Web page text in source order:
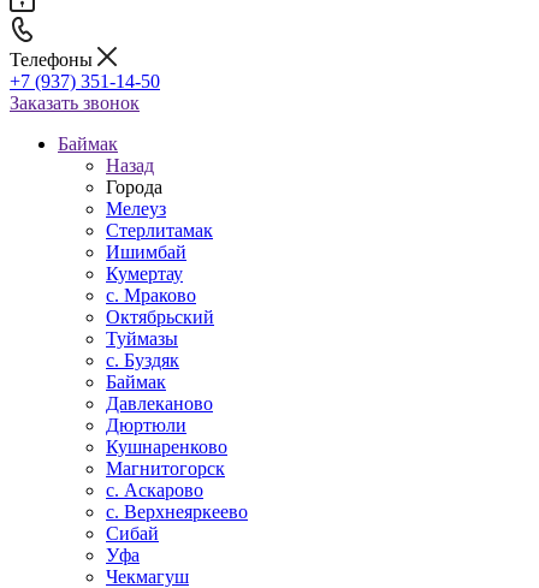
Телефоны
+7 (937) 351-14-50
Заказать звонок
Баймак
Назад
Города
Мелеуз
Стерлитамак
Ишимбай
Кумертау
c. Мраково
Октябрьский
Туймазы
c. Буздяк
Баймак
Давлеканово
Дюртюли
Кушнаренково
Магнитогорск
с. Аскарово
с. Верхнеяркеево
Сибай
Уфа
Чекмагуш